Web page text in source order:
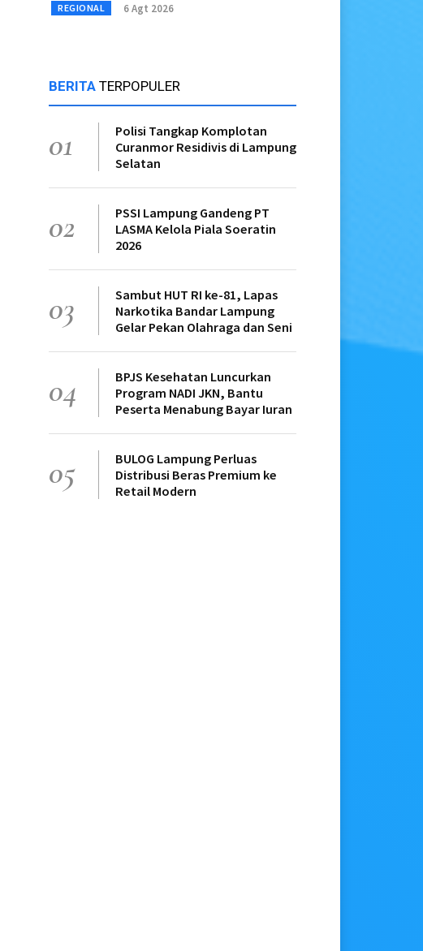
REGIONAL 6 Agt 2026
BERITA TERPOPULER
01
Polisi Tangkap Komplotan
Curanmor Residivis di Lampung
Selatan
02
PSSI Lampung Gandeng PT
LASMA Kelola Piala Soeratin
2026
03
Sambut HUT RI ke-81, Lapas
Narkotika Bandar Lampung
Gelar Pekan Olahraga dan Seni
04
BPJS Kesehatan Luncurkan
Program NADI JKN, Bantu
Peserta Menabung Bayar Iuran
05
BULOG Lampung Perluas
Distribusi Beras Premium ke
Retail Modern